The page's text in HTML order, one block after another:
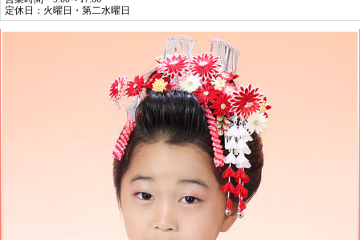
定休日：火曜日・第二水曜日